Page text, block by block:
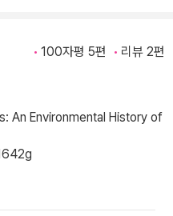
100자평 5편 리뷰 2편
An Environmental History of